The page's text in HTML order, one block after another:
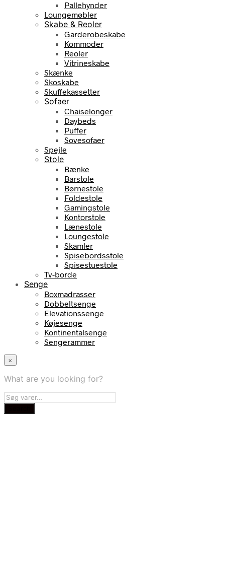
Pallehynder
Loungemøbler
Skabe & Reoler
Garderobeskabe
Kommoder
Reoler
Vitrineskabe
Skænke
Skoskabe
Skuffekassetter
Sofaer
Chaiselonger
Daybeds
Puffer
Sovesofaer
Spejle
Stole
Bænke
Barstole
Børnestole
Foldestole
Gamingstole
Kontorstole
Lænestole
Loungestole
Skamler
Spisebordsstole
Spisestuestole
Tv-borde
Senge
Boxmadrasser
Dobbeltsenge
Elevationssenge
Køjesenge
Kontinentalsenge
Sengerammer
×
What are you looking for?